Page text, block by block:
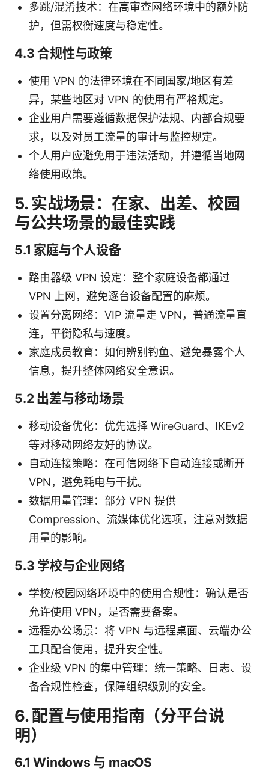
多跳/混淆技术：在高审查网络环境中的额外防
护，但需权衡速度与稳定性。
4.3 合规性与政策
使用 VPN 的法律环境在不同国家/地区有差
异，某些地区对 VPN 的使用有严格规定。
企业用户需要遵循数据保护法规、内部合规要
求，以及对员工流量的审计与监控规定。
个人用户应避免用于违法活动，并遵循当地网
络使用政策。
5. 实战场景：在家、出差、校园
与公共场景的最佳实践
5.1 家庭与个人设备
路由器级 VPN 设定：整个家庭设备都通过
VPN 上网，避免逐台设备配置的麻烦。
设置分离网络：VIP 流量走 VPN，普通流量直
连，平衡隐私与速度。
家庭成员教育：如何辨别钓鱼、避免暴露个人
信息，提升整体网络安全意识。
5.2 出差与移动场景
移动设备优化：优先选择 WireGuard、IKEv2
等对移动网络友好的协议。
自动连接策略：在可信网络下自动连接或断开
VPN，避免耗电与干扰。
数据用量管理：部分 VPN 提供
Compression、流媒体优化选项，注意对数据
用量的影响。
5.3 学校与企业网络
学校/校园网络环境中的使用合规性：确认是否
允许使用 VPN，是否需要备案。
远程办公场景：将 VPN 与远程桌面、云端办公
工具配合使用，提升安全性。
企业级 VPN 的集中管理：统一策略、日志、设
备合规性检查，保障组织级别的安全。
6. 配置与使用指南（分平台说
明）
6.1 Windows 与 macOS